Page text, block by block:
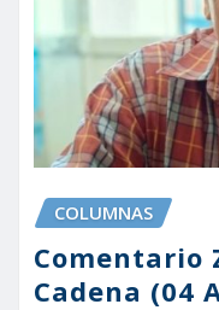
COLUMNAS
Comentario
Cadena (04